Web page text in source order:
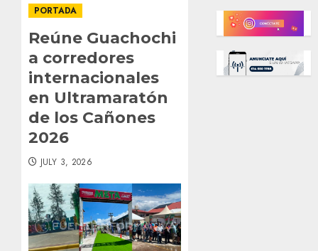
PORTADA
Reúne Guachochi
a corredores
internacionales
en Ultramaratón
de los Cañones
2026
JULY 3, 2026